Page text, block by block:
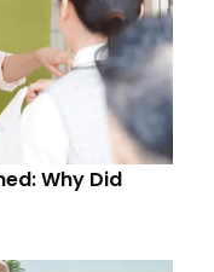
Why Did